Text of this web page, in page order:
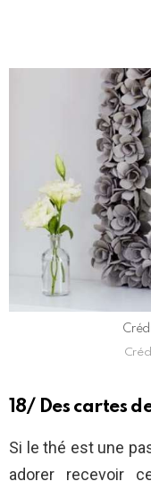
18/ Des cartes
Si le thé est une
adorer recevoir